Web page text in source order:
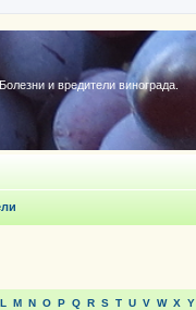
и вредители винограда.
L M N O P Q R S T U V W X Y